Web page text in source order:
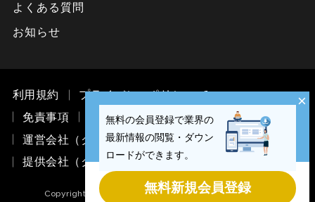
よくある質問
お知らせ
利用規約
プライバシーポリシー
免責事項
お問い合わせ
運営会社（ククレブ・マーケティング株式会社）
提供会社（ククレブ・アドバイザーズ株式会社）
Copyright © CCReB Advisors Inc. All Rights Reserved.
×
無料の会員登録で業界の
最新情報の閲覧・ダウン
ロードができます。
無料新規会員登録